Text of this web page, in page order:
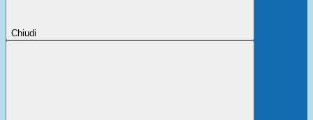
Chiudi